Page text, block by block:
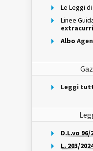
Le Leggi
Linee
Albo
Leggi
D.L.vo
L. 203/